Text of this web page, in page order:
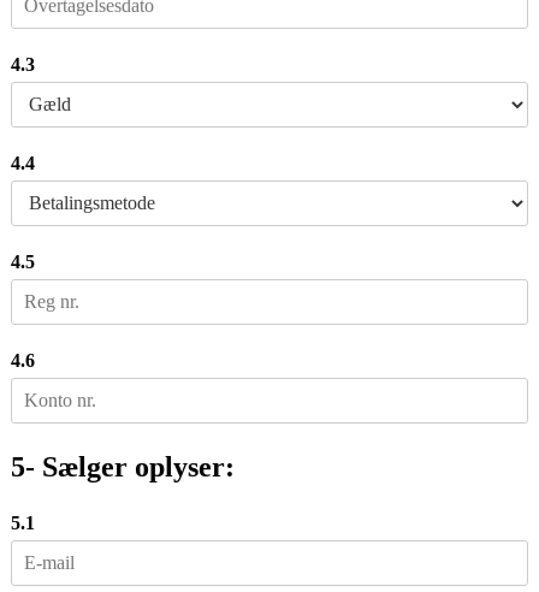
4.3
4.4
4.5
4.6
5- Sælger oplyser:
5.1